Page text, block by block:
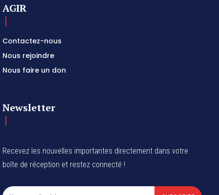
AGIR
Contactez-nous
Nous rejoindre
Nous faire un don
Newsletter
Recevez les nouvelles importantes directement dans votre
boîte de réception et restez connecté !